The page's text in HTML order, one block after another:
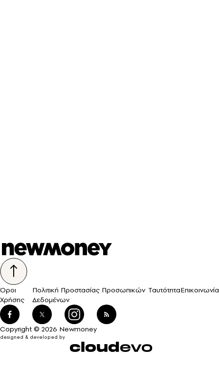
Όροι
Χρήσης
Πολιτική Προστασίας Προσωπικών
Δεδομένων
ΤαυτότηταΕπικοινωνία
Copyright © 2026 Newmoney
designed & developed by